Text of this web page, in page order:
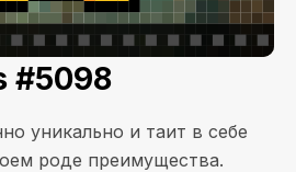
#5098
уникально и таит в себе
роде преимущества.